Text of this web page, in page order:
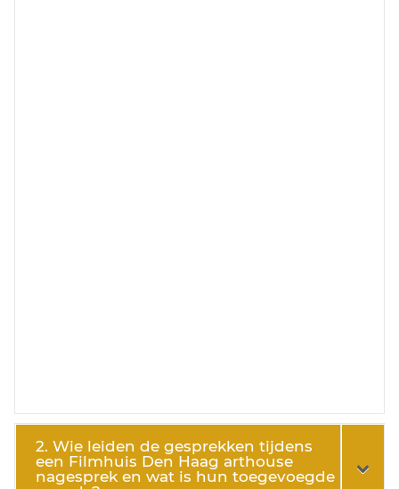
2. Wie leiden de gesprekken tijdens
een Filmhuis Den Haag arthouse
nagesprek en wat is hun toegevoegde